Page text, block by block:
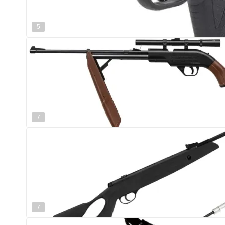
5
7
7